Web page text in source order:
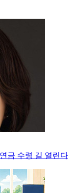
금 수령 길 열린다